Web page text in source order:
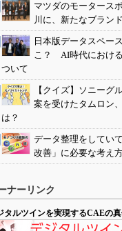
マツダのモータース
川に、新たなブラン
日本版データスペー
こ？ AI時代におけ
ついて
【クイズ】ソニーグ
案を受けたタムロン
は？
データ整理をしてい
改善」に必要な考え
ナーリンク
タルツインを実現するCAEの